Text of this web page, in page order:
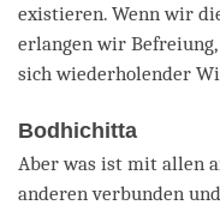
existieren. Wenn wir
erlangen wir
sich wiederholender
Bodhichitta
Aber was ist mit allen
anderen verbunden